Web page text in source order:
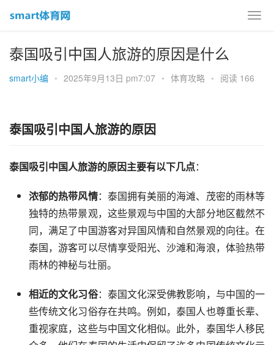
泰国吸引中国人旅游的原因是什么
smart小编 • 2025年9月13日 pm7:07 • 体育攻略 • 阅读 166
泰国吸引中国人旅游的原因
泰国吸引中国人旅游的原因主要有以下几点：
浓郁的热带风情：泰国拥有美丽的海滩、茂密的雨林等
独特的热带景观，这些景观与中国的大部分地区截然不
同，满足了中国游客对异国风情和自然景观的向往。在
泰国，游客可以尽情享受阳光、沙滩和海浪，体验热带
雨林的神秘与壮丽。
相近的文化习俗：泰国文化深受佛教影响，与中国的一
些传统文化习俗存在共鸣。例如，泰国人也尊重长辈、
重视家庭，这些与中国文化相似。此外，泰国华人移民